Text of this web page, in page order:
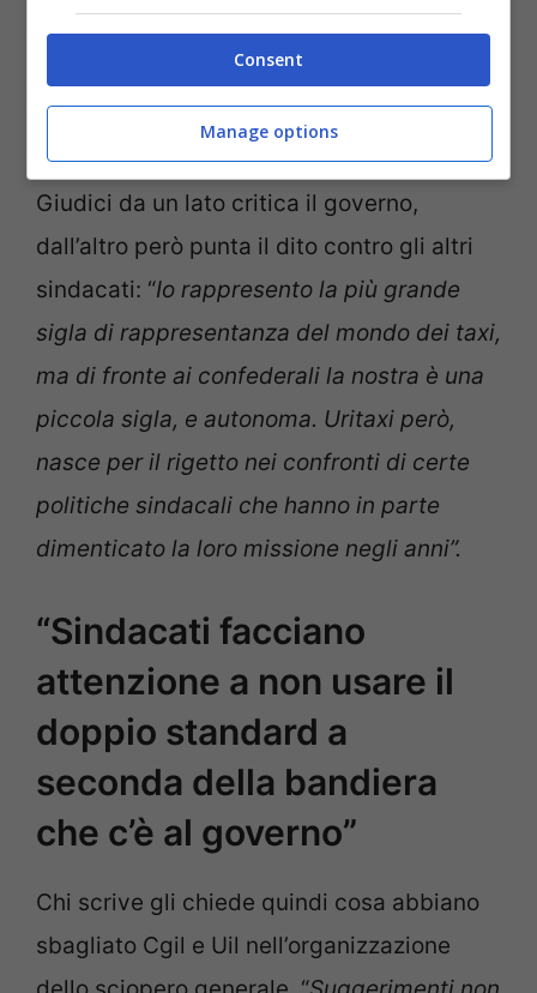
“Uritaxi nasce per il rigetto
di certe politiche
sindacali”
Giudici da un lato critica il governo,
dall’altro però punta il dito contro gli altri
sindacati: “Io rappresento la più grande
sigla di rappresentanza del mondo dei taxi,
ma di fronte ai confederali la nostra è una
piccola sigla, e autonoma. Uritaxi però,
nasce per il rigetto nei confronti di certe
politiche sindacali che hanno in parte
dimenticato la loro missione negli anni”.
“Sindacati facciano
attenzione a non usare il
doppio standard a
seconda della bandiera
che c’è al governo”
Chi scrive gli chiede quindi cosa abbiano
sbagliato Cgil e Uil nell’organizzazione
Consent
Manage options